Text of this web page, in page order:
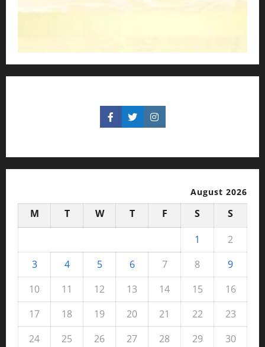
August 2026
M T W T F S
S
1
2
3
4 5 6 7 8
9
10
11 12 13 14 15
16
17
18 19 20 21 22
23
24
25 26 27 28 29 30